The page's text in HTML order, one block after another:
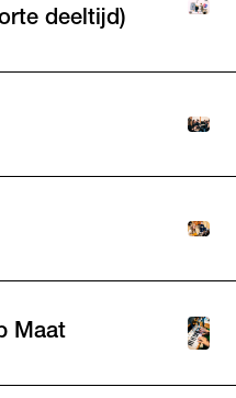
deeltijd)
Maat